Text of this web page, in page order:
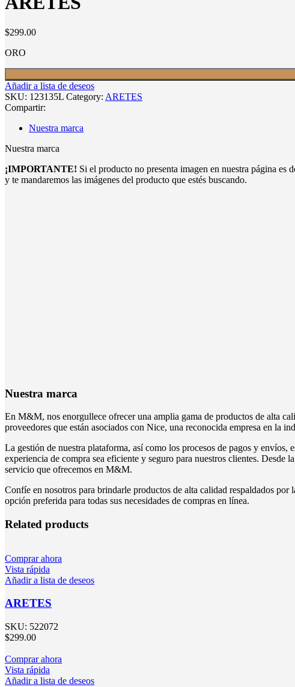
$299.00
ORO
Añadir a lista de deseos
SKU: 123135L Category: ARETES
Compartir:
Nuestra marca
Nuestra marca
¡IMPORTANTE! Si el producto no presenta imagen en nuestra página
y te mandaremos las imágenes del producto que estés buscando.
Nuestra marca
En M&M, nos enorgullece ofrecer una amplia gama de productos de alta
proveedores que están asociados con Nice, una reconocida empresa en la
La gestión de nuestra plataforma, así como los procesos de pagos y
experiencia de compra sea eficiente y seguro para nuestros clientes. Desde
servicio que ofrecemos en M&M.
Confíe en nosotros para brindarle productos de alta calidad respaldados
opción preferida para todas sus necesidades de compras en línea.
Related products
Comprar ahora
Vista rápida
Añadir a lista de deseos
ARETES
SKU: 522072
$299.00
Comprar ahora
Vista rápida
Añadir a lista de deseos